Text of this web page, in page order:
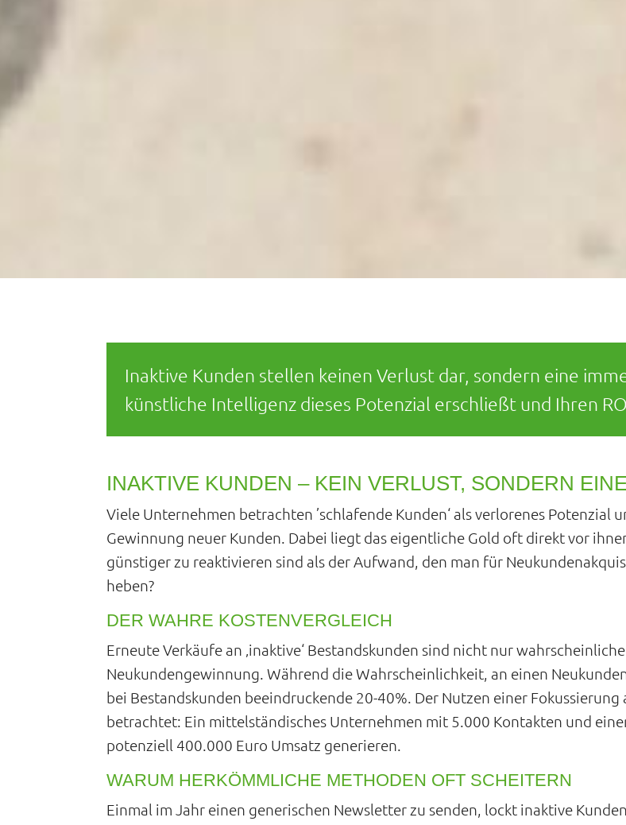
Inaktive Kunden stellen keinen Verlust dar, sondern eine
künstliche Intelligenz dieses Potenzial erschließt und Ihren
INAKTIVE KUNDEN – KEIN VERLUST, SONDERN
Viele Unternehmen betrachten ’schlafende Kunden‘ als verlorenes
Gewinnung neuer Kunden. Dabei liegt das eigentliche Gold oft direkt vor
günstiger zu reaktivieren sind als der Aufwand, den man für
heben?
DER WAHRE KOSTENVERGLEICH
Erneute Verkäufe an ‚inaktive‘ Bestandskunden sind nicht nur
Neukundengewinnung. Während die Wahrscheinlichkeit, an einen
bei Bestandskunden beeindruckende 20-40%. Der Nutzen einer
betrachtet: Ein mittelständisches Unternehmen mit 5.000 Kontakten und
potenziell 400.000 Euro Umsatz generieren.
WARUM HERKÖMMLICHE METHODEN OFT SCHEITERN
Einmal im Jahr einen generischen Newsletter zu senden, lockt inaktive